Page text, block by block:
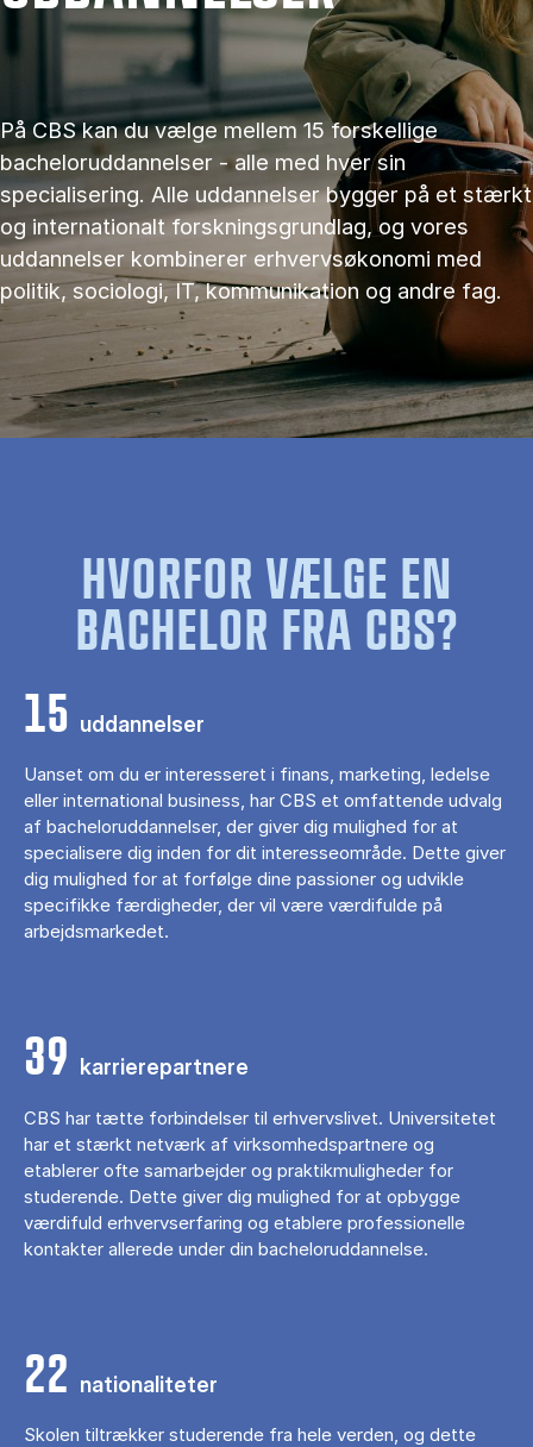
På CBS kan du vælge mellem 15 forskellige
bacheloruddannelser - alle med hver sin
specialisering. Alle uddannelser bygger på et stærkt
og internationalt forskningsgrundlag, og vores
uddannelser kombinerer erhvervsøkonomi med
politik, sociologi, IT, kommunikation og andre fag.
HVORFOR VÆLGE EN
BACHELOR FRA CBS?
15 uddannelser
Uanset om du er interesseret i finans, marketing, ledelse
eller international business, har CBS et omfattende udvalg
af bacheloruddannelser, der giver dig mulighed for at
specialisere dig inden for dit interesseområde. Dette giver
dig mulighed for at forfølge dine passioner og udvikle
specifikke færdigheder, der vil være værdifulde på
arbejdsmarkedet.
39 karrierepartnere
CBS har tætte forbindelser til erhvervslivet. Universitetet
har et stærkt netværk af virksomhedspartnere og
etablerer ofte samarbejder og praktikmuligheder for
studerende. Dette giver dig mulighed for at opbygge
værdifuld erhvervserfaring og etablere professionelle
kontakter allerede under din bacheloruddannelse.
22 nationaliteter
Skolen tiltrækker studerende fra hele verden, og dette